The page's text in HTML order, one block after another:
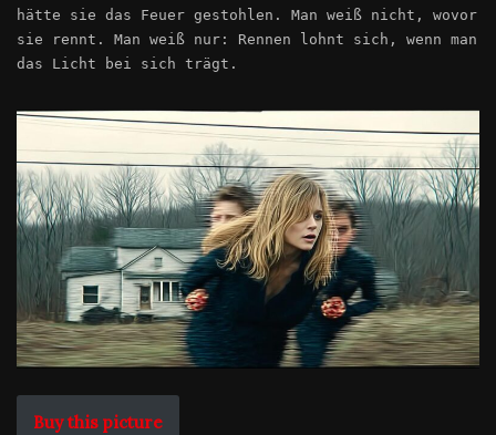
hätte sie das Feuer gestohlen. Man weiß nicht, wovor
sie rennt. Man weiß nur: Rennen lohnt sich, wenn man
das Licht bei sich trägt.
Buy this picture